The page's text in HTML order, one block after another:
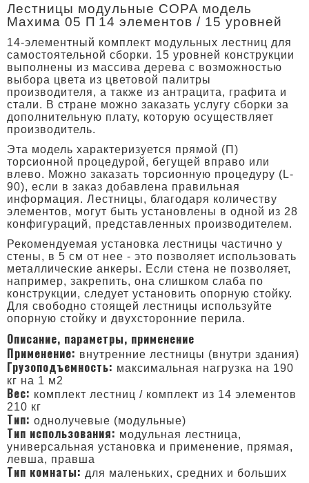
Лестницы модульные COPA модель
Maxимa 05 П 14 элементов / 15 уровней
14-элементный комплект модульных лестниц для
самостоятельной сборки. 15 уровней конструкции
выполнены из массива дерева с возможностью
выбора цвета из цветовой палитры
производителя, а также из антрацита, графита и
стали. В стране можно заказать услугу сборки за
дополнительную плату, которую осуществляет
производитель.
Эта модель характеризуется прямой (П)
торсионной процедурой, бегущей вправо или
влево. Можно заказать торсионную процедуру (L-
90), если в заказ добавлена правильная
информация. Лестницы, благодаря количеству
элементов, могут быть установлены в одной из 28
конфигураций, представленных производителем.
Рекомендуемая установка лестницы частично у
стены, в 5 см от нее - это позволяет использовать
металлические анкеры. Если стена не позволяет,
например, закрепить, она слишком слаба по
конструкции, следует установить опорную стойку.
Для свободно стоящей лестницы используйте
опорную стойку и двухсторонние перила.
Описание, параметры, применение
Применение: внутренние лестницы (внутри здания)
Грузоподъемность: максимальная нагрузка на 190
кг на 1 м2
Вес: комплект лестниц / комплект из 14 элементов
210 кг
Тип: однолучевые (модульные)
Тип использования: модульная лестница,
универсальная установка и применение, прямая,
левша, правша
Тип комнаты: для маленьких, средних и больших